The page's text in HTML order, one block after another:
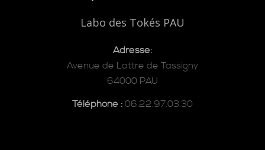
Labo des Tokés PAU
Adresse:
Avenue de Lattre de Tassigny
64000 PAU
Téléphone :06.22.97.03.30